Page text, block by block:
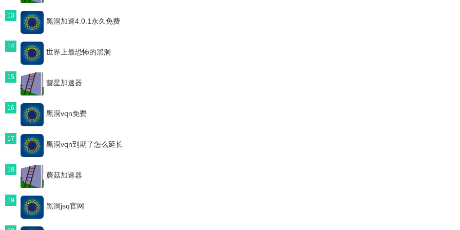
13
黑洞加速4.0.1永久免费
14
世界上最恐怖的黑洞
15
彗星加速器
16
黑洞vqn免费
17
黑洞vqn到期了怎么延长
18
蘑菇加速器
19
黑洞jsq官网